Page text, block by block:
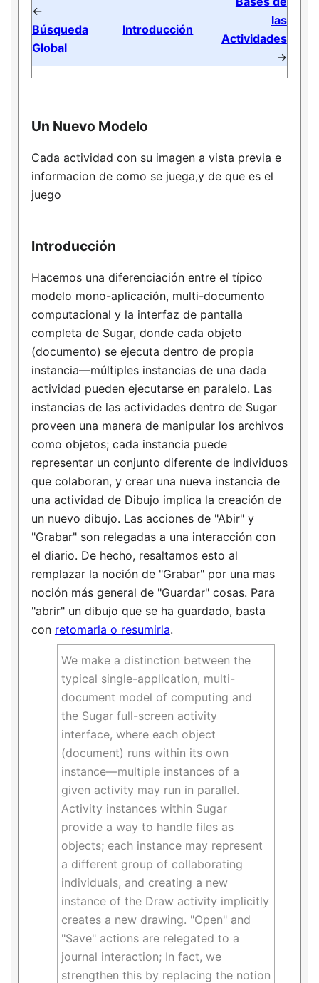
←
Búsqueda
Global
Introducción
las
Actividades
→
Un Nuevo Modelo
Cada actividad con su imagen a vista previa e
informacion de como se juega,y de que es el
juego
Introducción
Hacemos una diferenciación entre el típico
modelo mono-aplicación, multi-documento
computacional y la interfaz de pantalla
completa de Sugar, donde cada objeto
(documento) se ejecuta dentro de propia
instancia—múltiples instancias de una dada
actividad pueden ejecutarse en paralelo. Las
instancias de las actividades dentro de Sugar
proveen una manera de manipular los archivos
como objetos; cada instancia puede
representar un conjunto diferente de individuos
que colaboran, y crear una nueva instancia de
una actividad de Dibujo implica la creación de
un nuevo dibujo. Las acciones de "Abir" y
"Grabar" son relegadas a una interacción con
el diario. De hecho, resaltamos esto al
remplazar la noción de "Grabar" por una mas
noción más general de "Guardar" cosas. Para
"abrir" un dibujo que se ha guardado, basta
con retomarla o resumirla.
We make a distinction between the
typical single-application, multi-
document model of computing and
the Sugar full-screen activity
interface, where each object
(document) runs within its own
instance—multiple instances of a
given activity may run in parallel.
Activity instances within Sugar
provide a way to handle files as
objects; each instance may represent
a different group of collaborating
individuals, and creating a new
instance of the Draw activity implicitly
creates a new drawing. "Open" and
"Save" actions are relegated to a
journal interaction; In fact, we
strengthen this by replacing the notion